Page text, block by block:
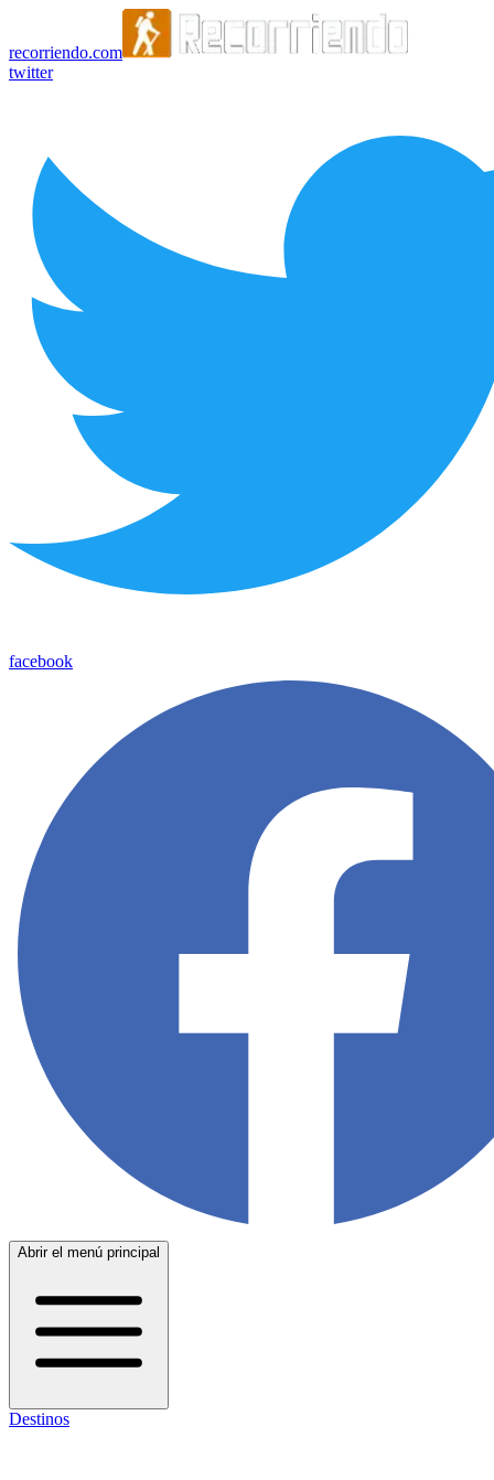
recorriendo.com
twitter
facebook
Abrir el menú principal
Destinos